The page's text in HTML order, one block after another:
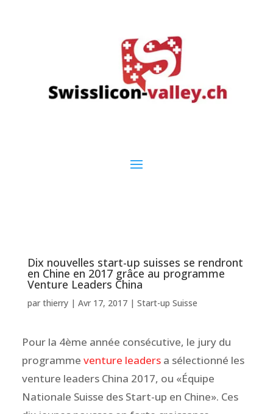
Dix nouvelles start-up suisses se rendront
en Chine en 2017 grâce au programme
Venture Leaders China
par thierry| Avr 17, 2017| Start-up Suisse
Pour la 4ème année consécutive, le jury du
programme venture leadersa sélectionné les
venture leaders China 2017, ou «Équipe
Nationale Suisse des Start-up en Chine». Ces